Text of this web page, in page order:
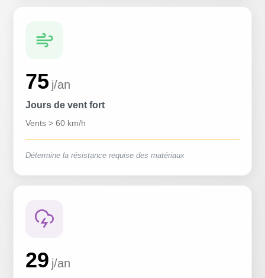
75 j/an
Jours de vent fort
Vents > 60 km/h
Détermine la résistance requise des matériaux
29 j/an